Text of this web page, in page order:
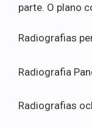
parte. O plano
Radiografias
Radiografia
Radiografias